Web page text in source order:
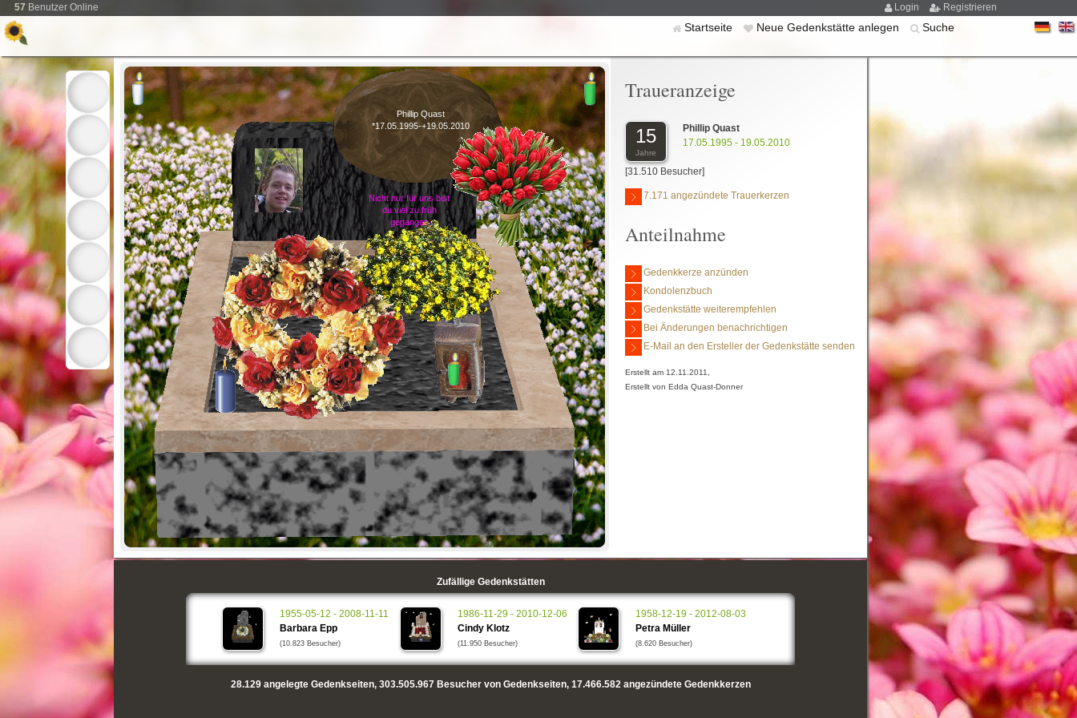
57 Benutzer Online Login Registrieren
Startseite Neue Gedenkstätte anlegen Suche
Phillip Quast
*17.05.1995-+19.05.2010
Nicht nur für uns bist
du viel zu früh
gegangen
Traueranzeige
15
Jahre
Phillip Quast
17.05.1995 - 19.05.2010
[31.510 Besucher]
7.171 angezündete Trauerkerzen
Anteilnahme
Gedenkkerze anzünden
Kondolenzbuch
Gedenkstätte weiterempfehlen
Bei Änderungen benachrichtigen
E-Mail an den Ersteller der Gedenkstätte senden
Erstellt am 12.11.2011,
Erstellt von Edda Quast-Donner
Zufällige Gedenkstätten
1955-05-12 - 2008-11-11
Barbara Epp
(10.823 Besucher)
1986-11-29 - 2010-12-06
Cindy Klotz
(11.950 Besucher)
1958-12-19 - 2012-08-03
Petra Müller
(8.620 Besucher)
28.129angelegte Gedenkseiten, 303.505.967Besucher von Gedenkseiten, 17.466.582angezündete Gedenkkerzen